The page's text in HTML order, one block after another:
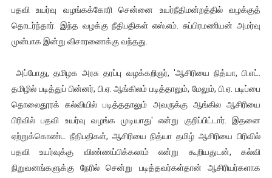
பதவி உயர்வு வழங்கக்கோரி சென்னை உயர்நீதிமன்றத்தில் வழக்குத்
தொடர்ந்தார். இந்த வழக்கு நீதிபதிகள் எஸ்.எம். சுப்பிரமணியன் அமர்வு
முன்பாக இன்று விசாரணைக்கு வந்தது.
அப்போது, தமிழக அரசு தரப்பு வழக்கறிஞர், 'ஆசிரியை நித்யா, பி.எட்.
தமிழில் படித்துப் பின்னர், பி.ஏ. ஆங்கிலம் படித்தாலும், மேலும், பி.ஏ. படிப்பை
தொலைதூரக் கல்வியில் படித்ததாலும் அவருக்கு ஆங்கில ஆசிரியை
பிரிவில் பதவி உயர்வு வழங்க முடியாது' என்று குறிப்பிட்டார். இதனை
ஏற்றுக்கொண்ட நீதிபதிகள், ஆசிரியை நித்யா தமிழ் ஆசிரியை பிரிவில்
பதவி உயர்வுக்கு விண்ணப்பிக்கலாம் என்று கூறியதுடன், கல்வி
நிறுவனங்களுக்கு நேரில் சென்று படித்தவர்கள்தான் ஆசிரியர்களாக